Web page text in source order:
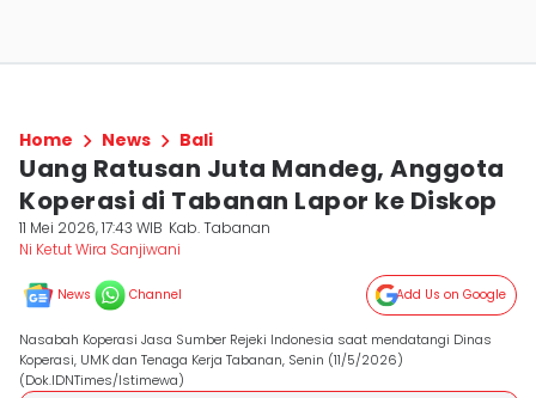
Home News Bali
Uang Ratusan Juta Mandeg, Anggota
Koperasi di Tabanan Lapor ke Diskop
11 Mei 2026, 17:43 WIB Kab. Tabanan
Ni Ketut Wira Sanjiwani
News Channel Add Us on Google
Nasabah Koperasi Jasa Sumber Rejeki Indonesia saat mendatangi Dinas
Koperasi, UMK dan Tenaga Kerja Tabanan, Senin (11/5/2026)
(Dok.IDNTimes/Istimewa)